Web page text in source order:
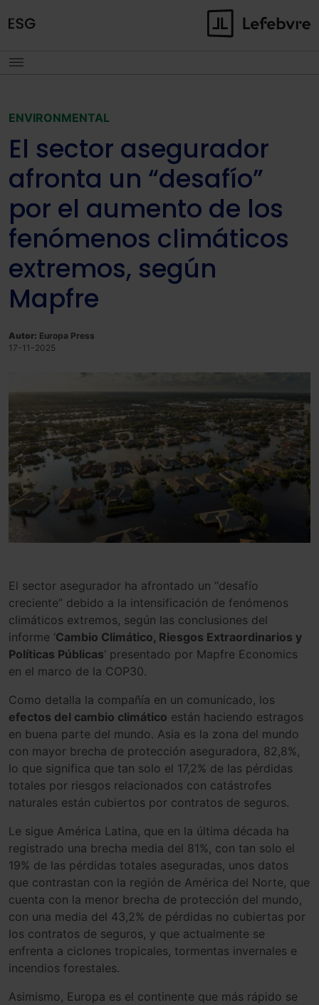
ENVIRONMENTAL
El sector asegurador
afronta un “desafío”
por el aumento de los
fenómenos climáticos
extremos, según
Mapfre
Autor: Europa Press
17-11-2025
El sector asegurador ha afrontado un “desafío
creciente” debido a la intensificación de fenómenos
climáticos extremos, según las conclusiones del
informe ‘Cambio Climático, Riesgos Extraordinarios y
Políticas Públicas‘ presentado por Mapfre Economics
en el marco de la COP30.
Como detalla la compañía en un comunicado, los
efectos del cambio climático están haciendo estragos
en buena parte del mundo. Asia es la zona del mundo
con mayor brecha de protección aseguradora, 82,8%,
lo que significa que tan solo el 17,2% de las pérdidas
totales por riesgos relacionados con catástrofes
naturales están cubiertos por contratos de seguros.
Le sigue América Latina, que en la última década ha
registrado una brecha media del 81%, con tan solo el
19% de las pérdidas totales aseguradas, unos datos
que contrastan con la región de América del Norte, que
cuenta con la menor brecha de protección del mundo,
con una media del 43,2% de pérdidas no cubiertas por
los contratos de seguros, y que actualmente se
enfrenta a ciclones tropicales, tormentas invernales e
incendios forestales.
Asimismo, Europa es el continente que más rápido se